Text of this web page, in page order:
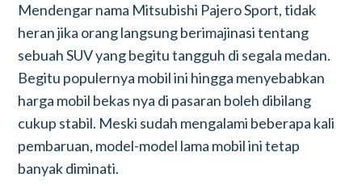
Mendengar nama Mitsubishi Pajero Sport, tidak
heran jika orang langsung berimajinasi tentang
sebuah SUV yang begitu tangguh di segala medan.
Begitu populernya mobil ini hingga menyebabkan
harga mobil bekas nya di pasaran boleh dibilang
cukup stabil. Meski sudah mengalami beberapa kali
pembaruan, model-model lama mobil ini tetap
banyak diminati.